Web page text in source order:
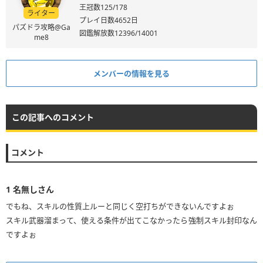
ライター
パズドラ攻略@Ga
me8
王冠数125/178
プレイ日数4652日
図鑑解放数12396/14001
メンバーの情報を見る
この記事へのコメント
コメント
1 名無しさん
でもね、スキルの性質上ルーと同じく空打ちができないんですよぉ
スキル武器溜まって、使える条件が出てこなかったら強制スキル封印なん
ですよぉ